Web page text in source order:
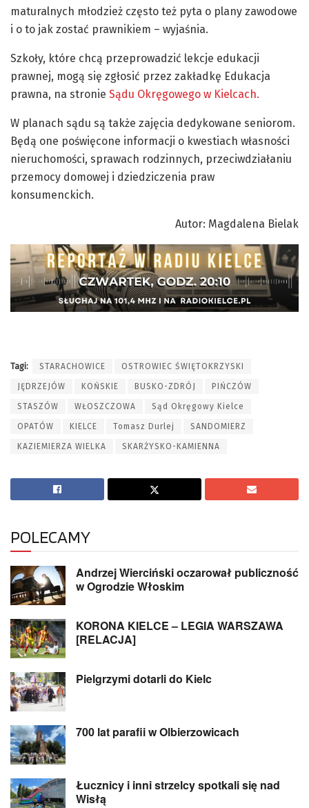
maturalnych młodzież często też pyta o plany zawodowe
i o to jak zostać prawnikiem – wyjaśnia.
Szkoły, które chcą przeprowadzić lekcje edukacji
prawnej, mogą się zgłosić przez zakładkę Edukacja
prawna, na stronie Sądu Okręgowego w Kielcach.
W planach sądu są także zajęcia dedykowane seniorom.
Będą one poświęcone informacji o kwestiach własności
nieruchomości, sprawach rodzinnych, przeciwdziałaniu
przemocy domowej i dziedziczenia praw
konsumenckich.
Autor: Magdalena Bielak
Tagi: STARACHOWICE OSTROWIEC ŚWIĘTOKRZYSKI
JĘDRZEJÓW KOŃSKIE BUSKO-ZDRÓJ PIŃCZÓW
STASZÓW WŁOSZCZOWA Sąd Okręgowy Kielce
OPATÓW KIELCE Tomasz Durlej SANDOMIERZ
KAZIEMIERZA WIELKA SKARŻYSKO-KAMIENNA
POLECAMY
Andrzej Wierciński oczarował publiczność
w Ogrodzie Włoskim
KORONA KIELCE – LEGIA WARSZAWA
[RELACJA]
Pielgrzymi dotarli do Kielc
700 lat parafii w Olbierzowicach
Łucznicy i inni strzelcy spotkali się nad
Wisłą